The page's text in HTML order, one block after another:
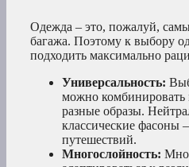
Одежда – это, пожалуй,
багажа. Поэтому к выбору
подходить максимально
Универсальность:
можно комбинировать
разные образы.
классические фасоны
путешествий.
Многослойность: